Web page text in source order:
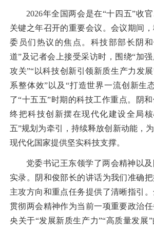
2026年全国两会是在“十四五”收
关键之年召开的重要会议。会议期间
委员们热议的焦点。科技部部长阴
道”及记者会上接受采访时，围绕“加
攻关”“以科技创新引领新质生产力发
系整体效”以及“打造世界一流创新生
了“十五五”时期 的科技工作重点。阴和
终把科技创新摆在现代化建设全局
五”规划为牵引，持续释放创新动能，为
现代化国家提供坚实科技支撑。
党委书记王东领学了两会精神以
实录。阴和俊部长的讲话为我们准确
主攻方向和重点任务提供了清晰指引
贯彻两会精神作为当前一项重要政治
央关于“发展新质生产力”“高质量发展